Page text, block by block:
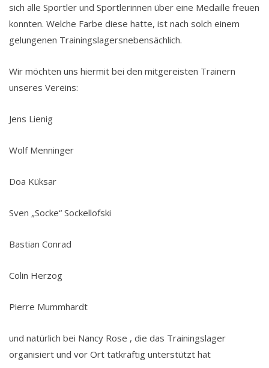
sich alle Sportler und Sportlerinnen über eine Medaille freuen
konnten. Welche Farbe diese hatte, ist nach solch einem
gelungenen Trainingslagersnebensächlich.
Wir möchten uns hiermit bei den mitgereisten Trainern
unseres Vereins:
Jens Lienig
Wolf Menninger
Doa Küksar
Sven „Socke“ Sockellofski
Bastian Conrad
Colin Herzog
Pierre Mummhardt
und natürlich bei Nancy Rose , die das Trainingslager
organisiert und vor Ort tatkräftig unterstützt hat